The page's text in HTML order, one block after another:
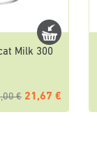
Milk 300
€ 21,67 €